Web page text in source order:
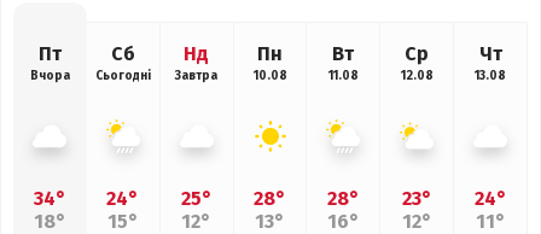
Пт
Вчора
34°
18°
Сб
Сьогодні
24°
15°
Нд
Завтра
25°
12°
Пн
10.08
28°
13°
Вт
11.08
28°
16°
Ср
12.08
23°
12°
Чт
13.08
24°
11°